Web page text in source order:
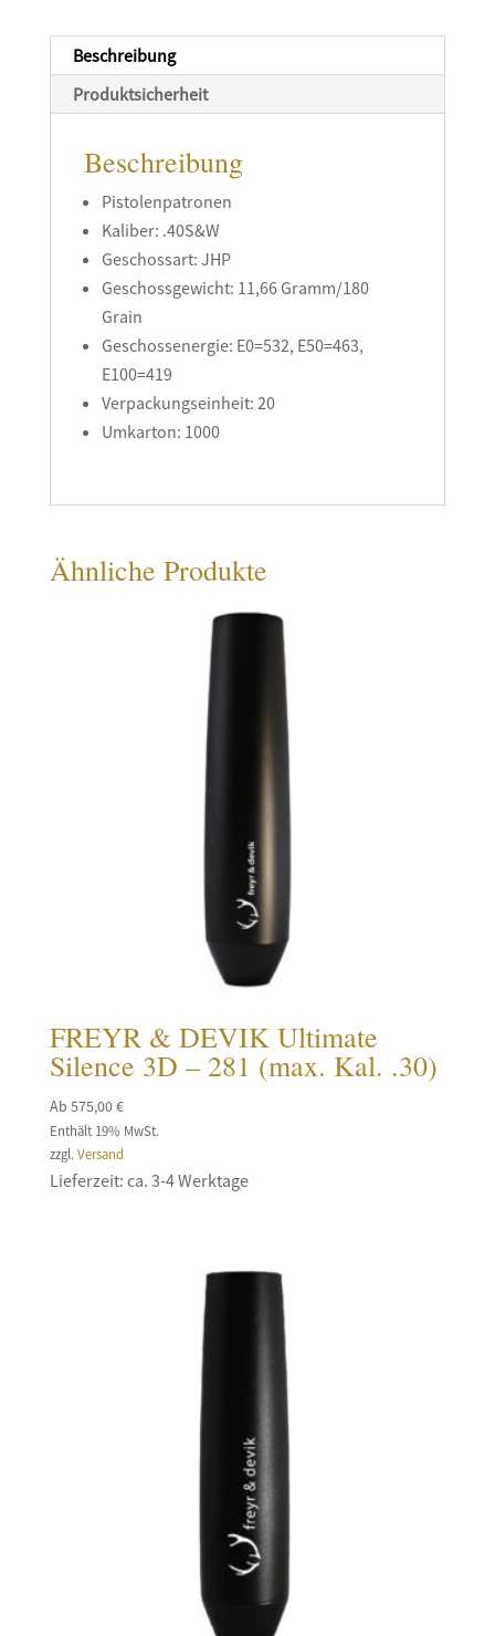
Beschreibung
Produktsicherheit
Beschreibung
Pistolenpatronen
Kaliber: .40S&W
Geschossart: JHP
Geschossgewicht: 11,66 Gramm/180
Grain
Geschossenergie: E0=532, E50=463,
E100=419
Verpackungseinheit: 20
Umkarton: 1000
Ähnliche Produkte
FREYR & DEVIK Ultimate
Silence 3D – 281 (max. Kal. .30)
Ab 575,00€
Enthält 19% MwSt.
zzgl.Versand
Lieferzeit: ca. 3-4 Werktage